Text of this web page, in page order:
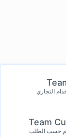
التجاري
Team
حسب الطلب